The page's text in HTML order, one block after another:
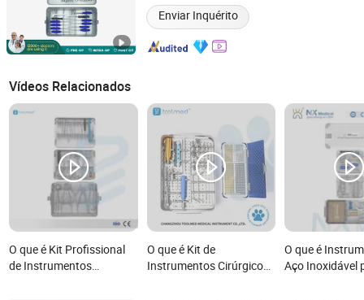
Enviar Inquérito
Vídeos Relacionados
O que é Kit Profissional
de Instrumentos
O que é Kit de
Instrumentos Cirúrgicos
O que é
Aço Inoxidável